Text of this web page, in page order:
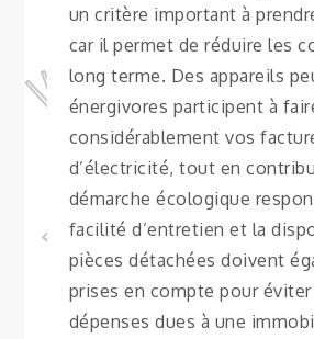
un critère important à
car il permet de réduire les
long terme. Des appareils
énergivores participent à
considérablement vos
d’électricité, tout en
démarche écologique
facilité d’entretien et la
pièces détachées doivent
prises en compte pour éviter
dépenses dues à une